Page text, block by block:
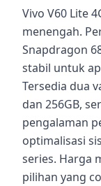
Vivo V60 Lite
menengah.
Snapdragon
stabil untuk
Tersedia dua
dan 256GB,
pengalaman
optimalisasi
series. Harga
pilihan yang